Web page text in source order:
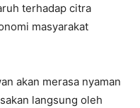
terhadap citra
masyarakat
akan merasa nyaman
langsung oleh